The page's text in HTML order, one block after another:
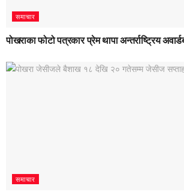
समाचार
पोखराका फोटो पत्रकार प्रेम थापा अन्तर्राष्ट्रिय
समाचार